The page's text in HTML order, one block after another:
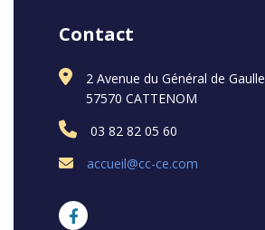
Contact
2 Avenue du Général de Gaulle
57570 CATTENOM
03 82 82 05 60
accueil@cc-ce.com